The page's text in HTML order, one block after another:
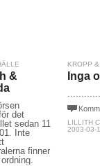
&
det
sedan 11
Inte
finner
KROPP
Inga
LILLITH
2003-03-